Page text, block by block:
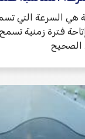
هي السرعة التي
فترة زمنية
الصحيح